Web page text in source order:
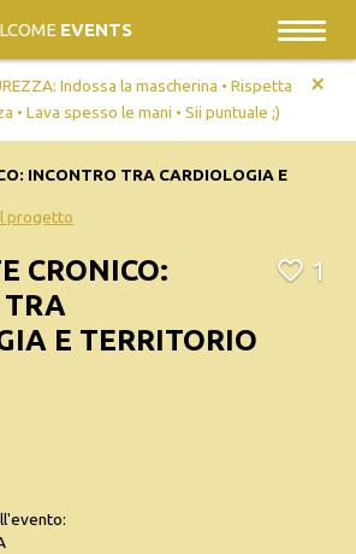
EVENTS
Indossa la mascherina • Rispetta
• Lava spesso le mani • Sii puntuale ;)
+
INCONTRO TRA CARDIOLOGIA E
progetto
CRONICO:
E TERRITORIO
1